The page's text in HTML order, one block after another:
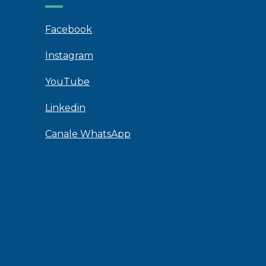
Facebook
Instagram
YouTube
Linkedin
Canale WhatsApp